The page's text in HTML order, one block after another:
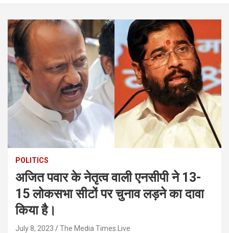
POLITICS
अजित पवार के नेतृत्व वाली एनसीपी ने 13-
15 लोकसभा सीटों पर चुनाव लड़ने का दावा
किया है।
July 8, 2023 The Media Times.Live